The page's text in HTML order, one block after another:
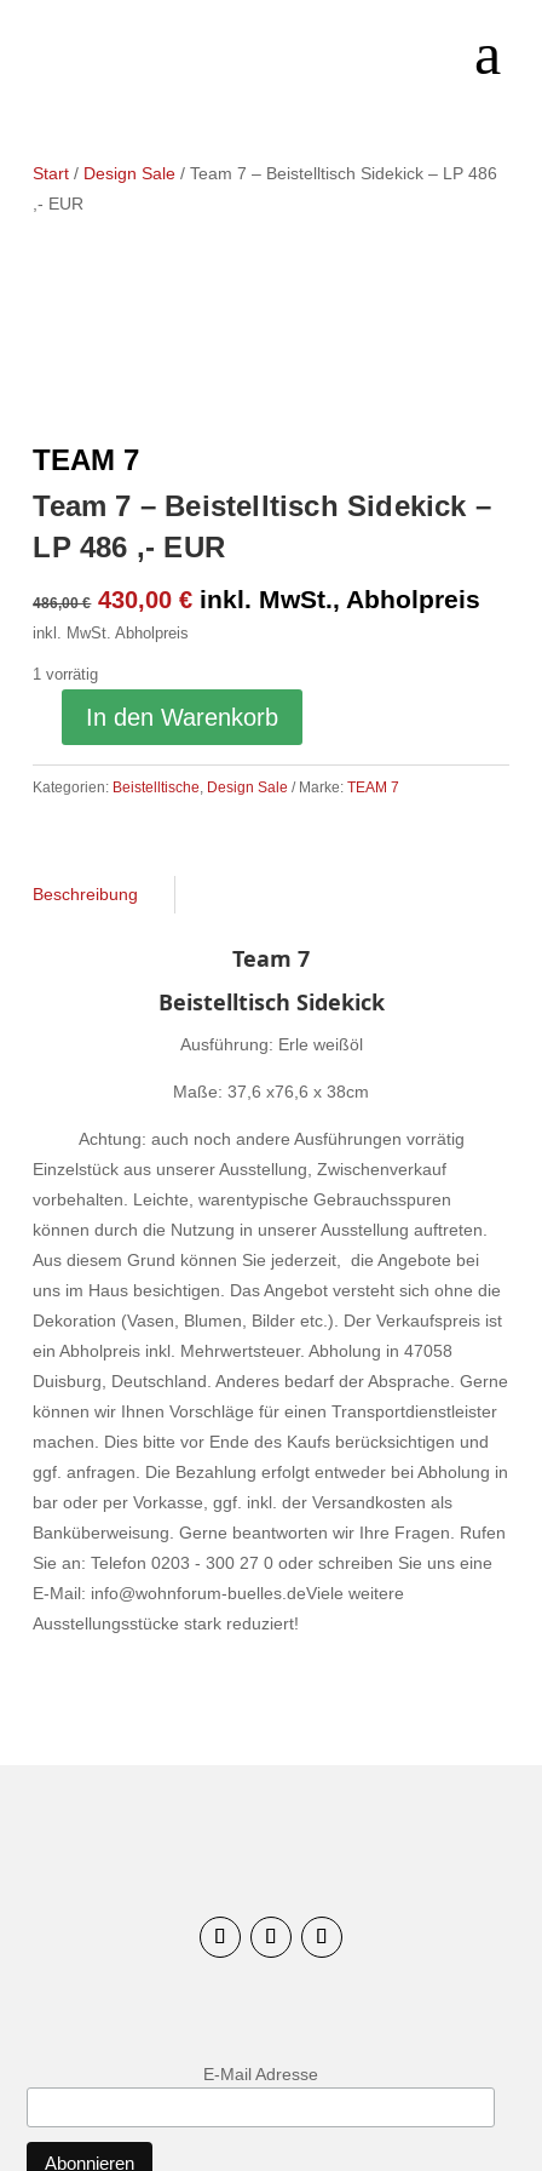
Start / Design Sale / Team 7 – Beistelltisch Sidekick – LP 486
,- EUR
TEAM 7
Team 7 – Beistelltisch Sidekick –
LP 486 ,- EUR
486,00€ Ursprünglicher
Preis
486,00 €
430,00€Aktueller
430,00 €.
inkl. MwSt., Abholpreis
inkl. MwSt. Abholpreis
1 vorrätig
In den Warenkorb
Kategorien: Beistelltische, Design Sale Marke:TEAM 7
Beschreibung
Team 7
Beistelltisch Sidekick
Ausführung: Erle weißöl
Maße: 37,6 x76,6 x 38cm
Achtung: auch noch andere Ausführungen vorrätig
Einzelstück aus unserer Ausstellung, Zwischenverkauf
vorbehalten. Leichte, warentypische Gebrauchsspuren
können durch die Nutzung in unserer Ausstellung auftreten.
Aus diesem Grund können Sie jederzeit, die Angebote bei
uns im Haus besichtigen. Das Angebot versteht sich ohne die
Dekoration (Vasen, Blumen, Bilder etc.). Der Verkaufspreis ist
ein Abholpreis inkl. Mehrwertsteuer. Abholung in 47058
Duisburg, Deutschland. Anderes bedarf der Absprache. Gerne
können wir Ihnen Vorschläge für einen Transportdienstleister
machen. Dies bitte vor Ende des Kaufs berücksichtigen und
ggf. anfragen. Die Bezahlung erfolgt entweder bei Abholung in
bar oder per Vorkasse, ggf. inkl. der Versandkosten als
Banküberweisung. Gerne beantworten wir Ihre Fragen. Rufen
Sie an: Telefon 0203 - 300 27 0 oder schreiben Sie uns eine
E-Mail: info@wohnforum-buelles.deViele weitere
Ausstellungsstücke stark reduziert!
E-Mail Adresse